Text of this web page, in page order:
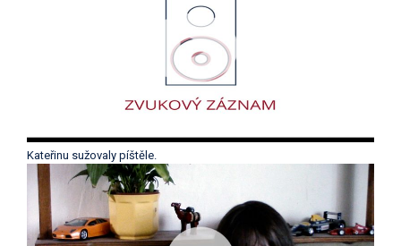
Kateřinu sužovaly píštěle.